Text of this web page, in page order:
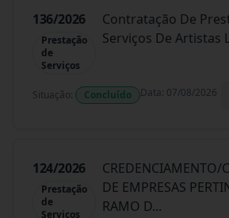
136/2026
Prestação
de
Serviços
Contratação De
Serviços De Artistas
Situação: Concluído Data: 07/08/2026
124/2026
Prestação
de
Serviços
CREDENCIAMENTO/
DE EMPRESAS
RAMO D...